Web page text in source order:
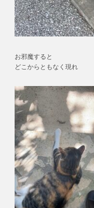
お邪魔すると
どこからともなく現れ